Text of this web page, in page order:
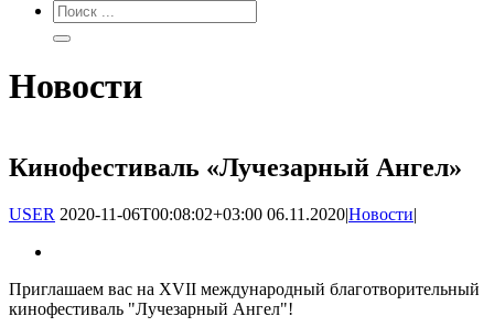
Новости
Кинофестиваль «Лучезарный Ангел»
USER 2020-11-06T00:08:02+03:00 06.11.2020|Новости|
Приглашаем вас на XVII международный благотворительный
кинофестиваль "Лучезарный Ангел"!